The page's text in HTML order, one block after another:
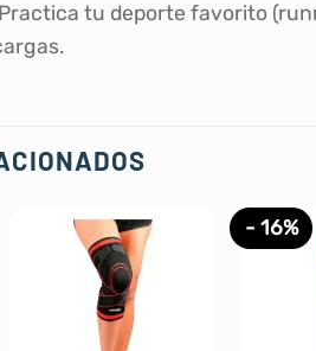
Practica tu deporte favorito
- 16%